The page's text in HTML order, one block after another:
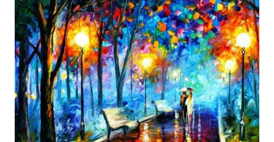
memiliki spesifikasi berbeda sesuai jenisnya. Berikut peralatan
menggambar bentuk: 1. Kertas Gambar Kegiatan menggambar
membutuhkan kertas yang baik agar proses pembuatan gambar lebih
nyaman dan maksimal. Bahan kertas yang baik salah satu syaratnya
adalah tidak mudah sobek, mengingat menggambar merupakan
proses menggores dan menghapus. Kertas adalah bahan yang paling
ideal digunakan untuk menggambar. Dalam menggambar
menggunakan pen...